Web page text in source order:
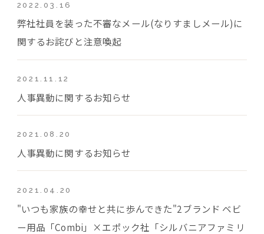
2022.03.16
弊社社員を装った不審なメール(なりすましメール)に
関するお詫びと注意喚起
2021.11.12
人事異動に関するお知らせ
2021.08.20
人事異動に関するお知らせ
2021.04.20
"いつも家族の幸せと共に歩んできた"2ブランド ベビ
ー用品「Combi」×エポック社「シルバニアファミリ